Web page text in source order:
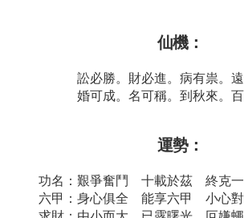
仙機：
訟必勝。財必進。病有祟。遠
婚可成。名可稱。到秋來。百
運勢：
功名：艱爭奮鬥 十載於茲 終克
六甲：身心俱全 能享六甲 小心